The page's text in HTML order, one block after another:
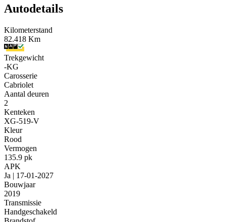
Autodetails
Kilometerstand
82.418 Km
Trekgewicht
-KG
Carosserie
Cabriolet
Aantal deuren
2
Kenteken
XG-519-V
Kleur
Rood
Vermogen
135.9 pk
APK
Ja | 17-01-2027
Bouwjaar
2019
Transmissie
Handgeschakeld